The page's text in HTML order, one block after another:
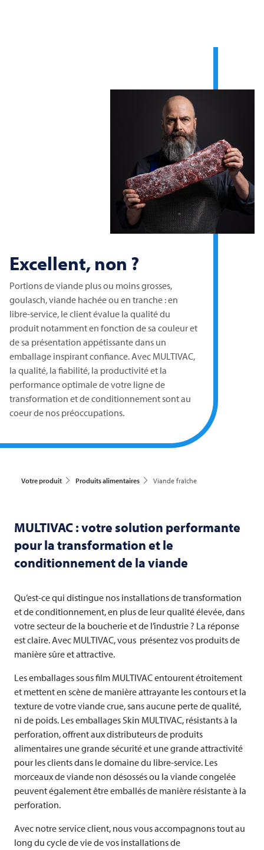
Excellent, non ?
Portions de viande plus ou moins grosses,
goulasch, viande hachée ou en tranche : en
libre-service, le client évalue la qualité du
produit notamment en fonction de sa couleur et
de sa présentation appétissante dans un
emballage inspirant confiance. Avec MULTIVAC,
la qualité, la fiabilité, la productivité et la
performance optimale de votre ligne de
transformation et de conditionnement sont au
coeur de nos préoccupations.
Votre produit Produits alimentaires Viande fraîche
MULTIVAC: votre solution performante
pour la transformation et le
conditionnement de la viande
Qu’est-ce qui distingue nos installations de transformation
et de conditionnement, en plus de leur qualité élevée, dans
votre secteur de la boucherie et de l’industrie ? La réponse
est claire. Avec MULTIVAC, vous présentez vos produits de
manière sûre et attractive.
Les emballages sous film MULTIVACentourent étroitement
et mettent en scène de manière attrayante les contours et la
texture de votre viande crue, sans aucune perte de qualité,
ni de poids. Les emballages Skin MULTIVAC, résistants à la
perforation, offrent aux distributeurs de produits
alimentaires une grande sécurité et une grande attractivité
pour les clients dans le domaine du libre-service. Les
morceaux de viande non désossés ou la viande congelée
peuvent également être emballés de manière résistante à la
perforation.
Avec notre service client, nous vous accompagnons tout au
long du cycle de vie de vos installations de